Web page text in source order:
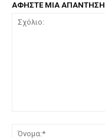
ΑΦΗΣΤΕ ΜΙΑ ΑΠΑΝΤΗΣΗ